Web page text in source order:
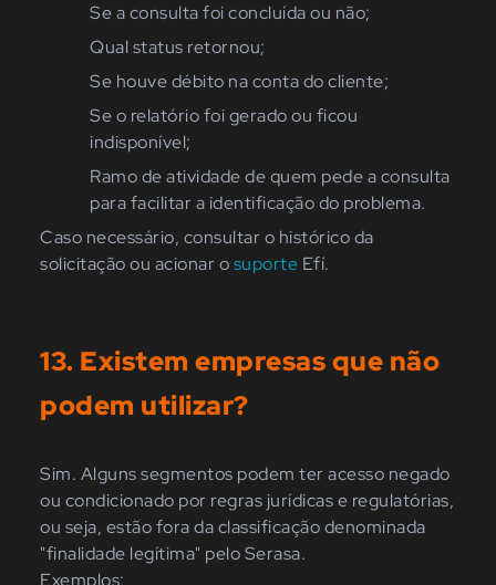
Se a consulta foi concluída ou não;
Qual status retornou;
Se houve débito na conta do cliente;
Se o relatório foi gerado ou ficou
indisponível;
Ramo de atividade de quem pede a consulta
para facilitar a identificação do problema.
Caso necessário, consultar o histórico da
solicitação ou acionar osuporte Efí.
13. Existem empresas que não
podem utilizar?
Sim. Alguns segmentos podem ter acesso negado
ou condicionado por regras jurídicas e regulatórias,
ou seja, estão fora da classificação denominada
"finalidade legítima" pelo Serasa.
Exemplos: